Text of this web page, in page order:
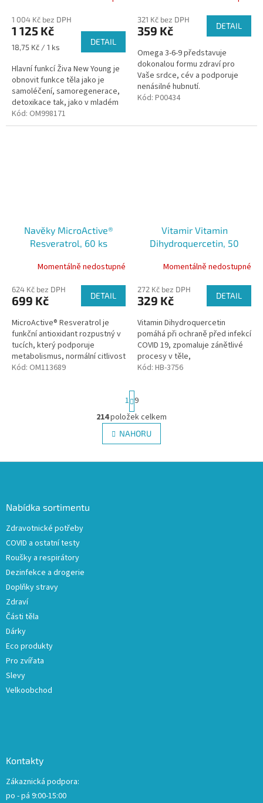
1 004 Kč bez DPH
1 125 Kč
Měrná
18,75 Kč / 1 ks
DETAIL
Hlavní funkcí Živa New Young je
obnovit funkce těla jako je
samoléčení, samoregenerace,
detoxikace tak, jako v mladém
věku.
Kód: OM998171
321 Kč bez DPH
359 Kč DETAIL
Omega 3-6-9 představuje
dokonalou formu zdraví pro
Vaše srdce, cév a podporuje
nenásilné hubnutí.
Kód: P00434
Navěky MicroActive®
Resveratrol, 60 ks
Momentálně nedostupné
624 Kč bez DPH
699 Kč DETAIL
MicroActive® Resveratrol je
funkční antioxidant rozpustný v
tucích, který podporuje
metabolismus, normální citlivost
na inzulin a optimální krevní
Kód: OM113689
Vitamir Vitamin
Dihydroquercetin, 50
Momentálně nedostupné
272 Kč bez DPH
329 Kč DETAIL
Vitamin Dihydroquercetin
pomáhá při ochraně před infekcí
COVID 19, zpomaluje zánětlivé
procesy v těle,
zlepšuje zásobování buněk
Kód: HB-3756
O
v
l
S
t
r
á
n
k
v
1 9
214položek celkem
NAHORU
Nabídka sortimentu
Zdravotnické potřeby
COVID a ostatní testy
Roušky a respirátory
Dezinfekce a drogerie
Doplňky stravy
Zdraví
Části těla
Dárky
Eco produkty
Pro zvířata
Slevy
Velkoobchod
Kontakty
Zákaznická podpora:
po - pá 9:00-15:00